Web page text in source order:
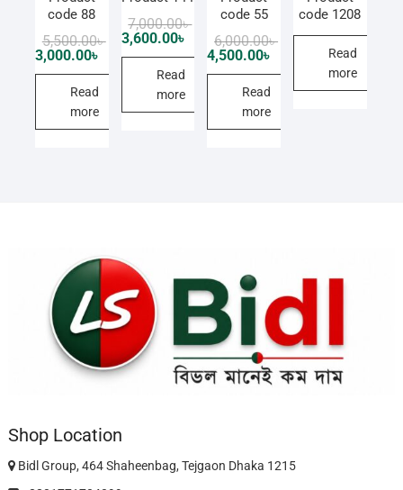
code 88
5,500.00৳Original
price
5,500.00৳ .
3,000.00৳
Current
price
3,000.00৳ .
Read
more
7,000.00৳Original
price
was:
7,000.00৳ .
3,600.00৳
Current
price
3,600.00৳ .
Read
more
code 55
6,000.00৳Original
6,000.00৳ .
4,500.00৳
Current
4,500.00৳ .
Read
more
code 1208
Read
more
Shop Location
Bidl Group, 464 Shaheenbag, Tejgaon Dhaka 1215